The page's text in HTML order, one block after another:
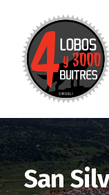
contenido
San